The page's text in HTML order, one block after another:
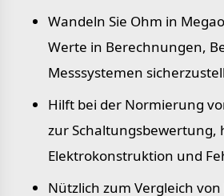
Wandeln Sie Ohm in
Werte in Berechnungen,
Messsystemen
Hilft bei der Normierung
zur Schaltungsbewertung,
Elektrokonstruktion und
Nützlich zum Vergleich